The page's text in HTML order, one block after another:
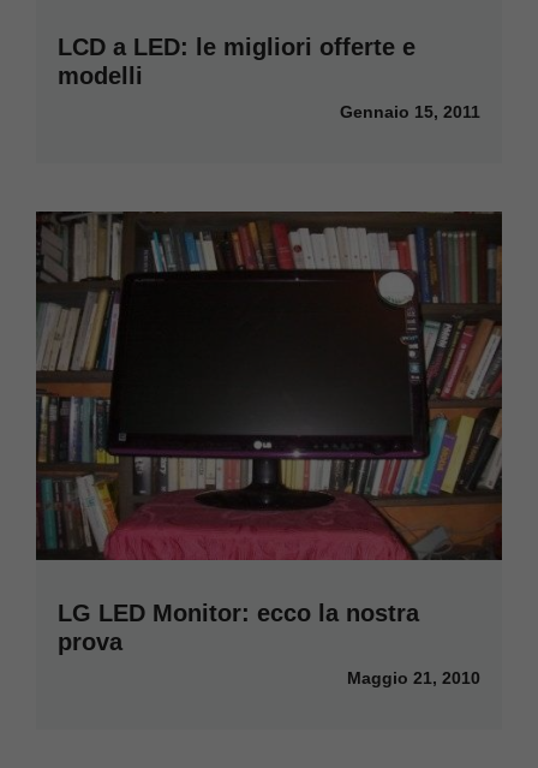
LCD a LED: le migliori offerte e
modelli
Gennaio 15, 2011
LG LED Monitor: ecco la nostra
prova
Maggio 21, 2010